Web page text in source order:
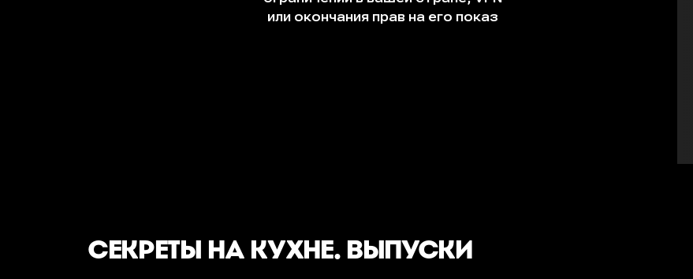
СЕКРЕТЫ НА КУХНЕ. ВЫПУСКИ